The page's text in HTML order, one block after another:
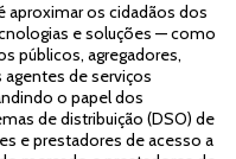
aproximar os cidadãos dos
e soluções — como
públicos, agregadores,
de serviços
o papel dos
de distribuição (DSO) de
e prestadores de acesso a